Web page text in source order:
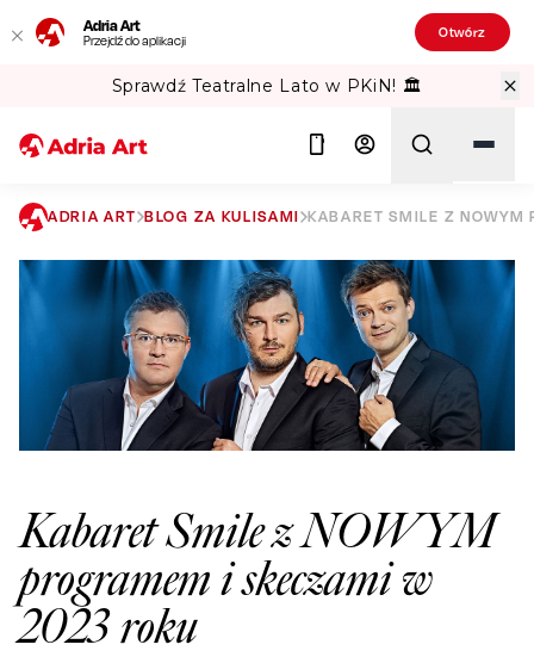
Adria Art
Przejdź do aplikacji Otwórz
Sprawdź Teatralne Lato w PKiN! 🏛️
Szukaj
ADRIA ART BLOG ZA KULISAMI KABARET SMILE Z
Kabaret Smile z NOWYM
programem i skeczami w
2023 roku